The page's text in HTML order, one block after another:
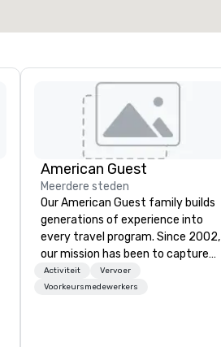
American Guest
Meerdere steden
Our American Guest family builds
generations of experience into
every travel program. Since 2002,
our mission has been to capture
the imagination of your corporate
guests with tailored incentives,
Activiteit
Vervoer
Voorkeursmedewerkers